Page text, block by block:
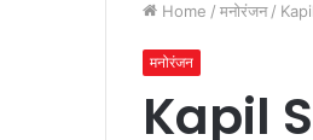
Home / मनोरंजन /
मनोरंजन
Kapil